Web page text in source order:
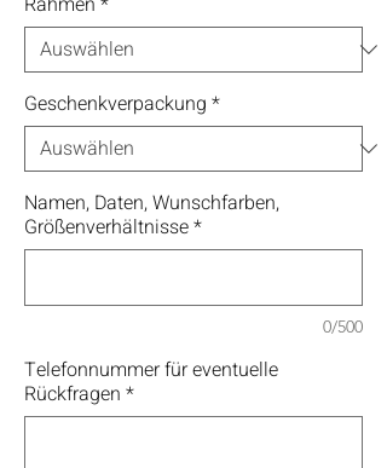
Geschenkverpackung *
Namen, Daten, Wunschfarben,
Größenverhältnisse*
0/500
Telefonnummer für eventuelle
Rückfragen *